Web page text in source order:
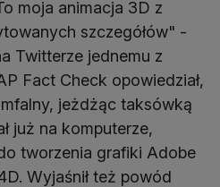
moja animacja 3D z
szczegółów" -
Twitterze jednemu z
Fact Check opowiedział,
jeżdżąc taksówką
już na komputerze,
tworzenia grafiki Adobe
Wyjaśnił też powód